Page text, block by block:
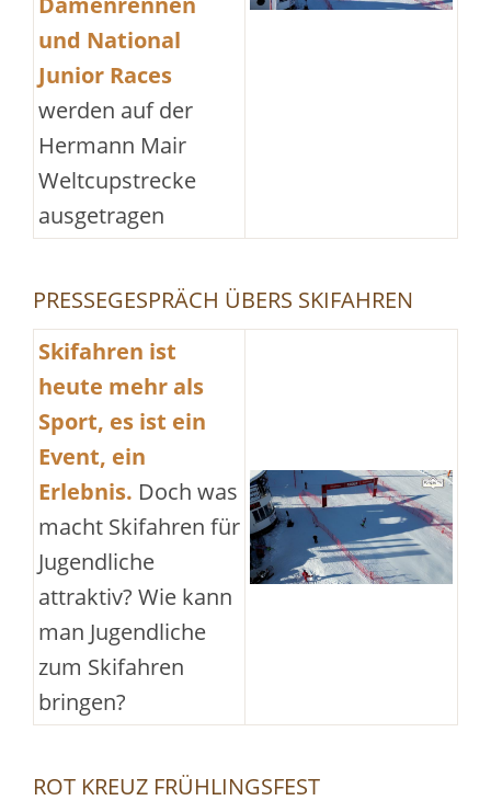
und National
Junior Races
werden auf der
Hermann Mair
Weltcupstrecke
ausgetragen
PRESSEGESPRÄCH ÜBERS SKIFAHREN
Skifahren ist
heute mehr als
Sport, es ist ein
Event, ein
Erlebnis. Doch was
macht Skifahren für
Jugendliche
attraktiv? Wie kann
man Jugendliche
zum Skifahren
bringen?
ROT KREUZ FRÜHLINGSFEST